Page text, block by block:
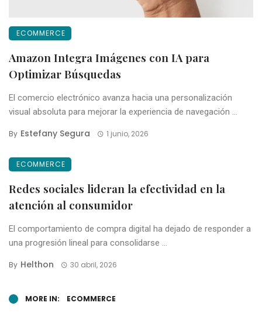
ECOMMERCE
Amazon Integra Imágenes con IA para
Optimizar Búsquedas
El comercio electrónico avanza hacia una personalización
visual absoluta para mejorar la experiencia de navegación ...
By Estefany Segura 1 junio, 2026
ECOMMERCE
Redes sociales lideran la efectividad en la
atención al consumidor
El comportamiento de compra digital ha dejado de responder a
una progresión lineal para consolidarse ...
By Helthon 30 abril, 2026
MORE IN: ECOMMERCE